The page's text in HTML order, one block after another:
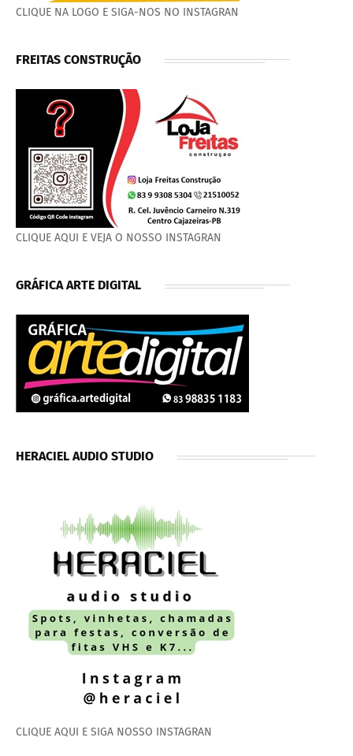
CLIQUE NA LOGO E SIGA-NOS NO INSTAGRAN
FREITAS CONSTRUÇÃO
CLIQUE AQUI E VEJA O NOSSO INSTAGRAN
GRÁFICA ARTE DIGITAL
HERACIEL AUDIO STUDIO
CLIQUE AQUI E SIGA NOSSO INSTAGRAN